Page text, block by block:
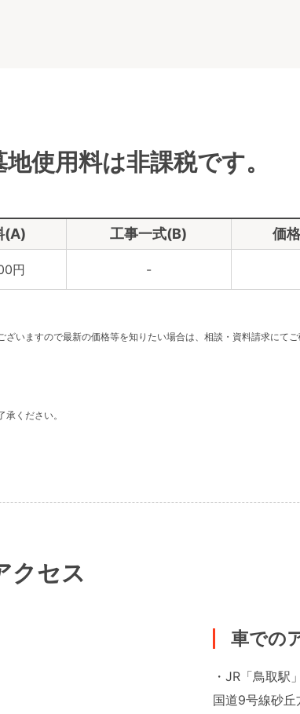
使用料は非課税です。
(A) 工事一式(B) 価
円 -
いますので最新の価格等を知りたい場合は、相談・資料請求にてご
ください。
クセス
車での
・JR「鳥取駅
国道9号線砂